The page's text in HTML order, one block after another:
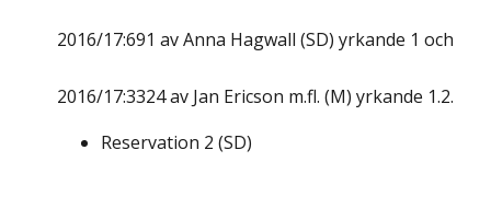
2016/17:691 av Anna Hagwall (SD) yrkande 1 och
2016/17:3324 av Jan Ericson m.fl. (M) yrkande 1.2.
Reservation 2 (SD)